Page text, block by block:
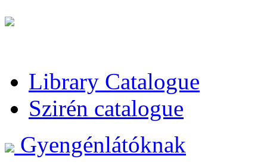
Library Catalogue
Szirén catalogue
Gyengénlátóknak